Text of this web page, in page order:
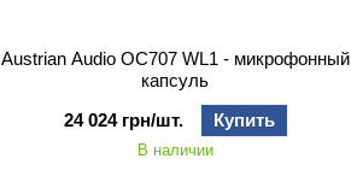
Austrian Audio OC707 WL1 - микрофонный
капсуль
24 024 грн/шт.
Купить
В наличии